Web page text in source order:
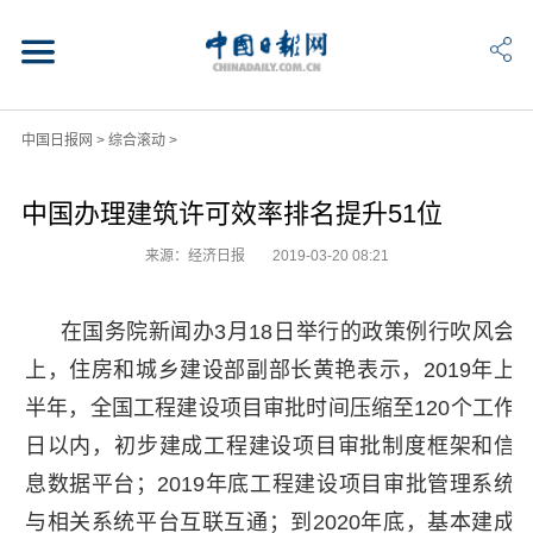
中国日报网 > 综合滚动>
中国办理建筑许可效率排名提升51位
来源：经济日报 2019-03-20 08:21
在国务院新闻办3月18日举行的政策例行吹风会
上，住房和城乡建设部副部长黄艳表示，2019年上
半年，全国工程建设项目审批时间压缩至120个工作
日以内，初步建成工程建设项目审批制度框架和信
息数据平台；2019年底工程建设项目审批管理系统
与相关系统平台互联互通；到2020年底，基本建成